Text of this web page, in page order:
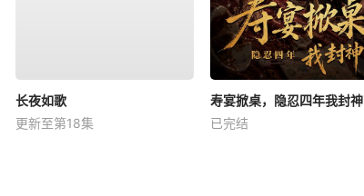
长夜如歌
更新至第18集
寿宴掀桌，隐忍四年我封神
已完结